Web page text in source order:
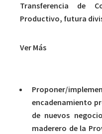
Transferencia de
Productivo, futura
Ver Más
Proponer/
encadenamiento
de nuevos
maderero de la